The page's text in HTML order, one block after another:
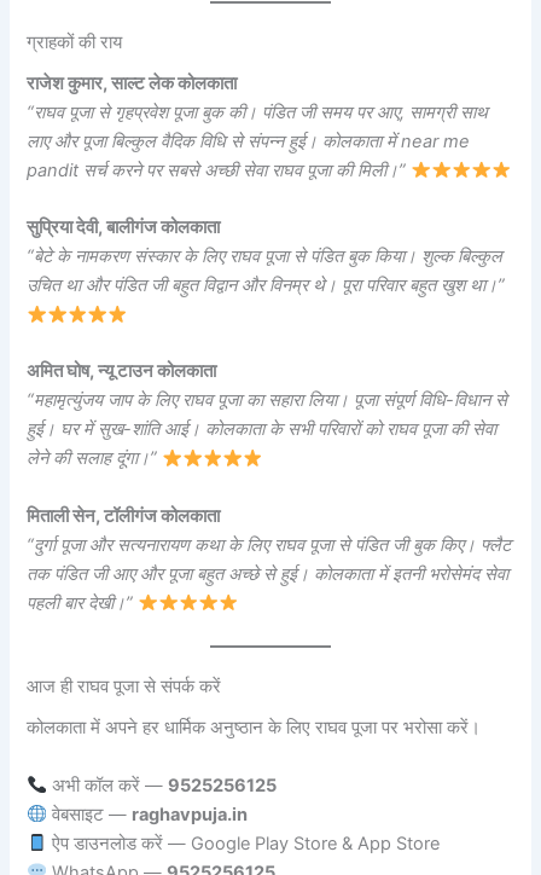
ग्राहकों की राय
राजेश कुमार, साल्ट लेक कोलकाता
“राघव पूजा से गृहप्रवेश पूजा बुक की। पंडित जी समय पर आए, सामग्री साथ
लाए और पूजा बिल्कुल वैदिक विधि से संपन्न हुई। कोलकाता में near me
pandit सर्च करने पर सबसे अच्छी सेवा राघव पूजा की मिली।”
सुप्रिया देवी, बालीगंज कोलकाता
“बेटे के नामकरण संस्कार के लिए राघव पूजा से पंडित बुक किया। शुल्क बिल्कुल
उचित था और पंडित जी बहुत विद्वान और विनम्र थे। पूरा परिवार बहुत खुश था।”
अमित घोष, न्यू टाउन कोलकाता
“महामृत्युंजय जाप के लिए राघव पूजा का सहारा लिया। पूजा संपूर्ण विधि-विधान से
हुई। घर में सुख-शांति आई। कोलकाता के सभी परिवारों को राघव पूजा की सेवा
लेने की सलाह दूंगा।”
मिताली सेन, टॉलीगंज कोलकाता
“दुर्गा पूजा और सत्यनारायण कथा के लिए राघव पूजा से पंडित जी बुक किए। फ्लैट
तक पंडित जी आए और पूजा बहुत अच्छे से हुई। कोलकाता में इतनी भरोसेमंद सेवा
पहली बार देखी।”
आज ही राघव पूजा से संपर्क करें
कोलकाता में अपने हर धार्मिक अनुष्ठान के लिए राघव पूजा पर भरोसा करें।
अभी कॉल करें — 9525256125
वेबसाइट — raghavpuja.in
ऐप डाउनलोड करें — Google Play Store & App Store